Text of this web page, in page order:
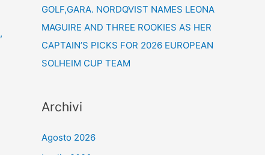
,
GOLF,GARA. NORDQVIST NAMES LEONA
MAGUIRE AND THREE ROOKIES AS HER
CAPTAIN’S PICKS FOR 2026 EUROPEAN
SOLHEIM CUP TEAM
Archivi
Agosto 2026